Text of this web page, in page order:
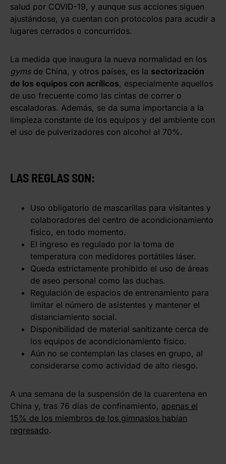
salud por COVID-19, y aunque sus acciones siguen
ajustándose, ya cuentan con protocolos para acudir a
lugares cerrados o concurridos.
La medida que inaugura la nueva normalidad en los
gyms de China, y otros países, es la sectorización
de los equipos con acrílicos, especialmente aquellos
de uso frecuente como las cintas de correr o
escaladoras. Además, se da suma importancia a la
limpieza constante de los equipos y del ambiente con
el uso de pulverizadores con alcohol al 70%.
LAS REGLAS SON:
Uso obligatorio de mascarillas para visitantes y
colaboradores del centro de acondicionamiento
físico, en todo momento.
El ingreso es regulado por la toma de
temperatura con medidores portátiles láser.
Queda estrictamente prohibido el uso de áreas
de aseo personal como las duchas.
Regulación de espacios de entrenamiento para
limitar el número de asistentes y mantener el
distanciamiento social.
Disponibilidad de material sanitizante cerca de
los equipos de acondicionamiento físico.
Aún no se contemplan las clases en grupo, al
considerarse como actividad de alto riesgo.
A una semana de la suspensión de la cuarentena en
China y, tras 76 días de confinamiento, apenas el
15% de los miembros de los gimnasios habían
regresado.